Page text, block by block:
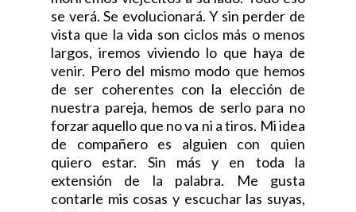
se verá. Se evolucionará. Y sin perder de
vista que la vida son ciclos más o menos
largos, iremos viviendo lo que haya de
venir. Pero del mismo modo que hemos
de ser coherentes con la elección de
nuestra pareja, hemos de serlo para no
forzar aquello que no va ni a tiros. Mi idea
de compañero es alguien con quien
quiero estar. Sin más y en toda la
extensión de la palabra. Me gusta
contarle mis cosas y escuchar las suyas,